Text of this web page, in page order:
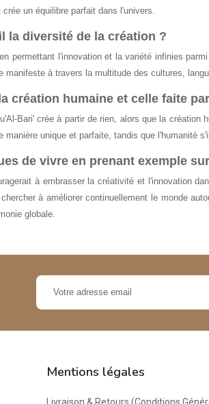
La vie du Prophète racontée...
un équilibre parfait dans l'univers.
la diversité de la création ?
permettant l'innovation et la variété infinies
manifeste à travers la multitude des cultures,
création humaine et celle faite
Bari' crée à partir de rien, alors que la
unique et parfaite, tandis que l'humanité
de vivre en prenant exemple
à embrasser la créativité et l'innovation
à améliorer continuellement le monde
globale.
Mentions légales
Livraison & Retours (Conditions